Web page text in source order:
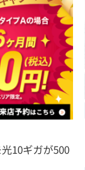
光10ギガが500